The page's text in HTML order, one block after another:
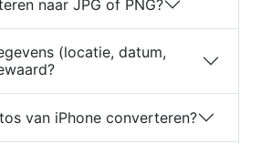
naar JPG of PNG?
(locatie, datum,
van iPhone converteren?